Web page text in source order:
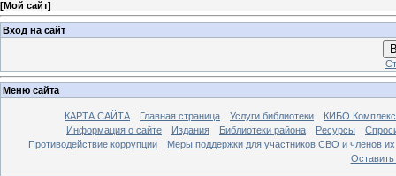
[Мой сайт]
Вход на сайт
Меню сайта
КАРТА САЙТА Главная страница Услуги библиотеки
КИБО
Информация о сайте
Издания Библиотеки района Ресурсы
Противодействие коррупции
Меры поддержки для участников СВО и членов
Оставить